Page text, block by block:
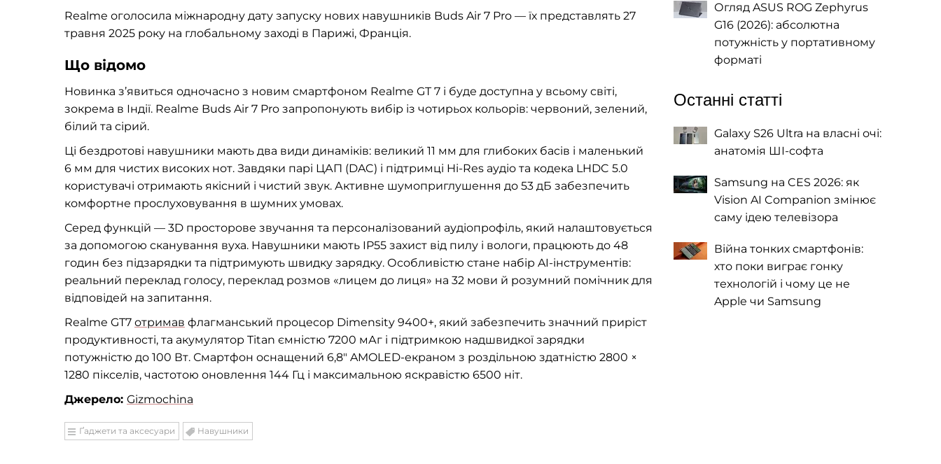
Realme оголосила міжнародну дату запуску нових навушників Buds Air 7 Pro — їх представлять 27
травня 2025 року на глобальному заході в Парижі, Франція.
Що відомо
Новинка з’явиться одночасно з новим смартфоном Realme GT 7 і буде доступна у всьому світі,
зокрема в Індії. Realme Buds Air 7 Pro запропонують вибір із чотирьох кольорів: червоний, зелений,
білий та сірий.
Ці бездротові навушники мають два види динаміків: великий 11 мм для глибоких басів і маленький
6 мм для чистих високих нот. Завдяки парі ЦАП (DAC) і підтримці Hi-Res аудіо та кодека LHDC 5.0
користувачі отримають якісний і чистий звук. Активне шумоприглушення до 53 дБ забезпечить
комфортне прослуховування в шумних умовах.
Серед функцій — 3D просторове звучання та персоналізований аудіопрофіль, який налаштовується
за допомогою сканування вуха. Навушники мають IP55 захист від пилу і вологи, працюють до 48
годин без підзарядки та підтримують швидку зарядку. Особливістю стане набір AI-інструментів:
реальний переклад голосу, переклад розмов «лицем до лиця» на 32 мови й розумний помічник для
відповідей на запитання.
Realme GT7 отримав флагманський процесор Dimensity 9400+, який забезпечить значний приріст
продуктивності, та акумулятор Titan ємністю 7200 мАг і підтримкою надшвидкої зарядки
потужністю до 100 Вт. Смартфон оснащений 6,8″ AMOLED-екраном з роздільною здатністю 2800 ×
1280 пікселів, частотою оновлення 144 Гц і максимальною яскравістю 6500 ніт.
Джерело: Gizmochina
Ґаджети та аксесуари Навушники
Огляд ASUS ROG Zephyrus
G16 (2026): абсолютна
потужність у портативному
форматі
Останні статті
Galaxy S26 Ultra на власні очі:
анатомія ШІ-софта
Samsung на CES 2026: як
Vision AI Companion змінює
саму ідею телевізора
Війна тонких смартфонів:
хто поки виграє гонку
технологій і чому це не
Apple чи Samsung